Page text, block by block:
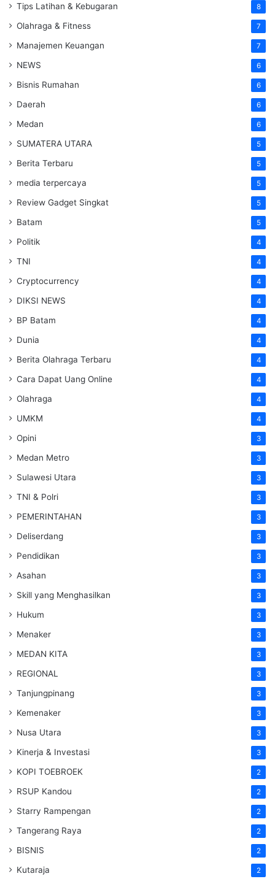
Tips Latihan & Kebugaran 8
Olahraga & Fitness 7
Manajemen Keuangan 7
NEWS 6
Bisnis Rumahan 6
Daerah 6
Medan 6
SUMATERA UTARA 5
Berita Terbaru 5
media terpercaya 5
Review Gadget Singkat 5
Batam 5
Politik 4
TNI 4
Cryptocurrency 4
DIKSI NEWS 4
BP Batam 4
Dunia 4
Berita Olahraga Terbaru 4
Cara Dapat Uang Online 4
Olahraga 4
UMKM 4
Opini 3
Medan Metro 3
Sulawesi Utara 3
TNI & Polri 3
PEMERINTAHAN 3
Deliserdang 3
Pendidikan 3
Asahan 3
Skill yang Menghasilkan 3
Hukum 3
Menaker 3
MEDAN KITA 3
REGIONAL 3
Tanjungpinang 3
Kemenaker 3
Nusa Utara 3
Kinerja & Investasi 3
KOPI TOEBROEK 2
RSUP Kandou 2
Starry Rampengan 2
Tangerang Raya 2
BISNIS 2
Kutaraja 2